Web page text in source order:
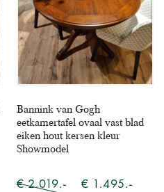
Bannink van Gogh
eetkamertafel ovaal vast blad
eiken hout kersen kleur
Showmodel
€ 2.019.- € 1.495.-